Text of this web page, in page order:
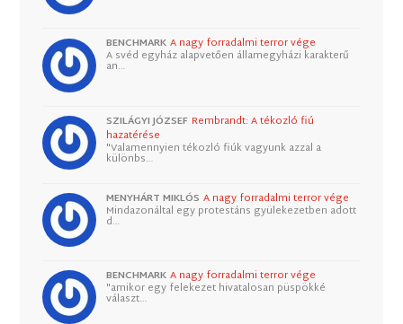
BENCHMARK A nagy forradalmi terror vége
A svéd egyház alapvetően államegyházi karakterű
an…
SZILÁGYI JÓZSEF Rembrandt: A tékozló fiú
hazatérése
"Valamennyien tékozló fiúk vagyunk azzal a
különbs…
MENYHÁRT MIKLÓS A nagy forradalmi terror vége
Mindazonáltal egy protestáns gyülekezetben adott
d…
BENCHMARK A nagy forradalmi terror vége
"amikor egy felekezet hivatalosan püspökké
választ…